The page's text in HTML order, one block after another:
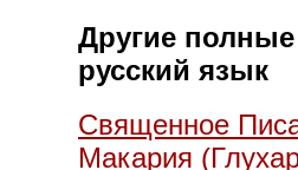
Другие
русский язык
Священное
Макария